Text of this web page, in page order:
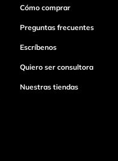
Cómo comprar
Preguntas frecuentes
Escríbenos
Quiero ser consultora
Nuestras tiendas